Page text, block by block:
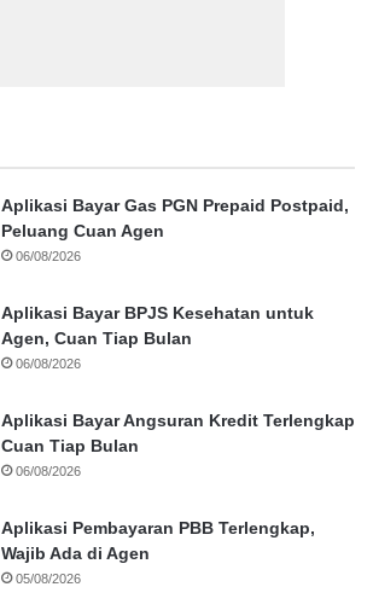
Aplikasi Bayar Gas PGN Prepaid Postpaid,
Peluang Cuan Agen
06/08/2026
Aplikasi Bayar BPJS Kesehatan untuk
Agen, Cuan Tiap Bulan
06/08/2026
Aplikasi Bayar Angsuran Kredit Terlengkap
Cuan Tiap Bulan
06/08/2026
Aplikasi Pembayaran PBB Terlengkap,
Wajib Ada di Agen
05/08/2026